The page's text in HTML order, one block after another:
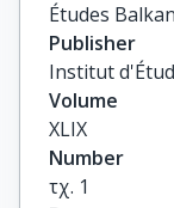
Études
Publisher
Institut
Volume
XLIX
Number
τχ. 1